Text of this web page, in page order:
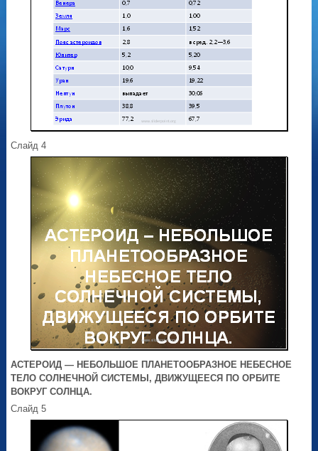
Слайд 4
АСТЕРОИД — НЕБОЛЬШОЕ ПЛАНЕТООБРАЗНОЕ НЕБЕСНОЕ
ТЕЛО СОЛНЕЧНОЙ СИСТЕМЫ, ДВИЖУЩЕЕСЯ ПО ОРБИТЕ
ВОКРУГ СОЛНЦА.
Слайд 5